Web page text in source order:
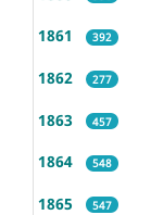
1861 392
1862 277
1863 457
1864 548
1865 547